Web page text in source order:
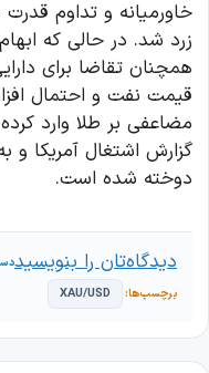
خاورمیانه و تداوم قدرت
زرد شد. در حالی که ابهام
همچنان تقاضا برای
قیمت نفت و احتمال
مضاعفی بر طلا وارد
دوخته شده است.
XAU/USD
دیدگاه‌تان را بنویسید